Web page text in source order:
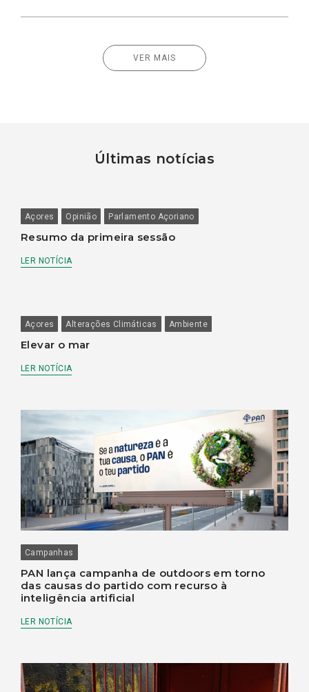
VER MAIS
Últimas notícias
Açores Opinião Parlamento Açoriano
Resumo da primeira sessão
LER NOTÍCIA
Açores Alterações Climáticas Ambiente
Elevar o mar
LER NOTÍCIA
Campanhas
PAN lança campanha de outdoors em torno
das causas do partido com recurso à
inteligência artificial
LER NOTÍCIA